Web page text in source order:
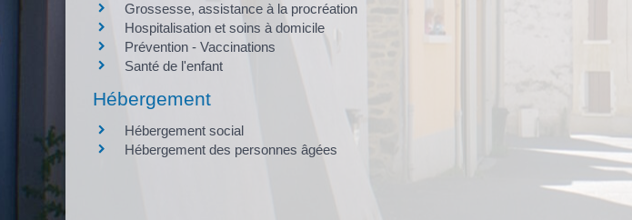
Grossesse, assistance à la procréation
Hospitalisation et soins à domicile
Prévention - Vaccinations
Santé de l'enfant
Hébergement
Hébergement social
Hébergement des personnes âgées